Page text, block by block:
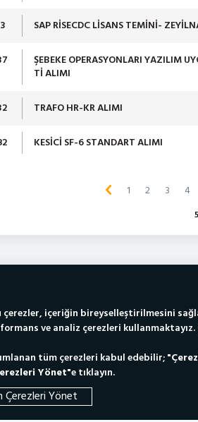
SAP RİSECDC LİSANS TEMİNİ-
ŞEBEKE OPERASYONLARI YAZILIM
Tİ ALIMI
TRAFO HR-KR ALIMI
KESİCİ SF-6 STANDART ALIMI
1 2 3 4
Serbest Tüketiciler
içeriğin bireyselleştirilmesini
ve analiz çerezleri
tüm çerezleri kabul edebilir;
Yönet"e tıklayın.
Çerezleri Yönet